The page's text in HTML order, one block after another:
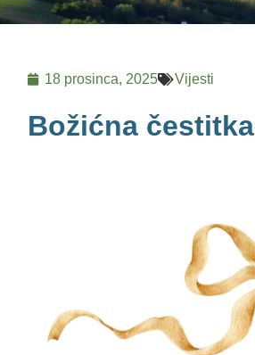
18 prosinca, 2025 Vijesti
Božićna čestitka